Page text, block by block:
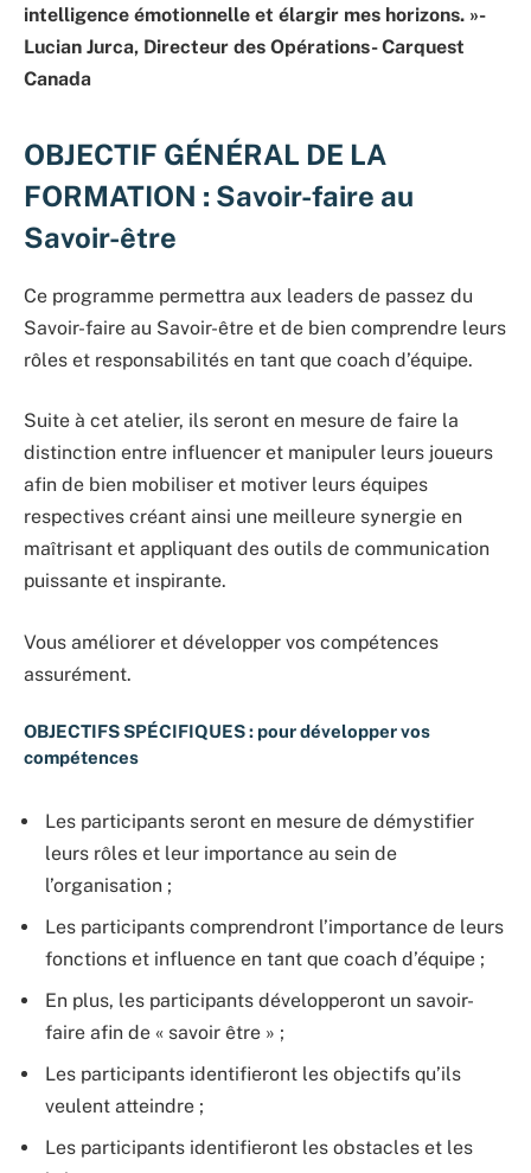
intelligence émotionnelle et élargir mes horizons. »-
Lucian Jurca, Directeur des Opérations- Carquest
Canada
OBJECTIF GÉNÉRAL DE LA
FORMATION : Savoir-faire au
Savoir-être
Ce programme permettra aux leaders de passez du
Savoir-faire au Savoir-être et de bien comprendre leurs
rôles et responsabilités en tant que coach d’équipe.
Suite à cet atelier, ils seront en mesure de faire la
distinction entre influencer et manipuler leurs joueurs
afin de bien mobiliser et motiver leurs équipes
respectives créant ainsi une meilleure synergie en
maîtrisant et appliquant des outils de communication
puissante et inspirante.
Vous améliorer et développer vos compétences
assurément.
OBJECTIFS SPÉCIFIQUES : pour développer vos
compétences
Les participants seront en mesure de démystifier
leurs rôles et leur importance au sein de
l’organisation ;
Les participants comprendront l’importance de leurs
fonctions et influence en tant que coach d’équipe ;
En plus, les participants développeront un savoir-
faire afin de « savoir être » ;
Les participants identifieront les objectifs qu’ils
veulent atteindre ;
Les participants identifieront les obstacles et les